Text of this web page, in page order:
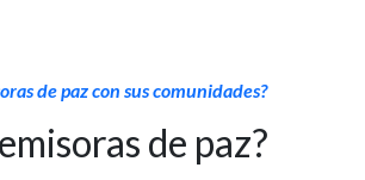
de paz con sus comunidades?
de paz?